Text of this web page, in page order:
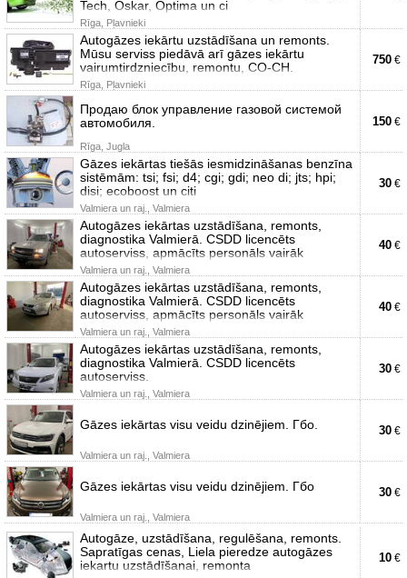
Tech, Oskar, Optima un ci
Rīga, Pļavnieki
Autogāzes iekārtu uzstādīšana un remonts.
Mūsu serviss piedāvā arī gāzes iekārtu
vairumtirdzniecību, remontu, CO-CH.
Rīga, Pļavnieki
750 €
Продаю блок управление газовой системой
автомобиля.
Rīga, Jugla
150 €
Gāzes iekārtas tiešās iesmidzināšanas benzīna
sistēmām: tsi; fsi; d4; cgi; gdi; neo di; jts; hpi;
disi; ecoboost un citi
Valmiera un raj., Valmiera
30 €
Autogāzes iekārtas uzstādīšana, remonts,
diagnostika Valmierā. CSDD licencēts
autoserviss, apmācīts personāls vairāk
Valmiera un raj., Valmiera
40 €
Autogāzes iekārtas uzstādīšana, remonts,
diagnostika Valmierā. CSDD licencēts
autoserviss, apmācīts personāls vairāk
Valmiera un raj., Valmiera
40 €
Autogāzes iekārtas uzstādīšana, remonts,
diagnostika Valmierā. CSDD licencēts
autoserviss.
Valmiera un raj., Valmiera
30 €
Gāzes iekārtas visu veidu dzinējiem. Гбо.
Valmiera un raj., Valmiera
30 €
Gāzes iekārtas visu veidu dzinējiem. Гбо
Valmiera un raj., Valmiera
30 €
Autogāze, uzstādīšana, regulēšana, remonts.
Sapratīgas cenas, Liela pieredze autogāzes
iekartu uzstādīšanai, remonta
10 €